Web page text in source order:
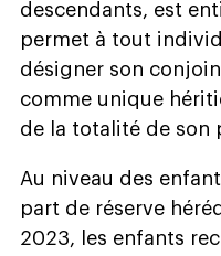
descendants, est
permet à tout
désigner son
comme unique
de la totalité de son
Au niveau des
part de réserve
2023, les enfants